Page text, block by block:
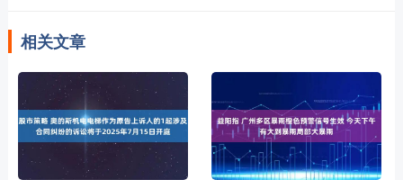
相关文章